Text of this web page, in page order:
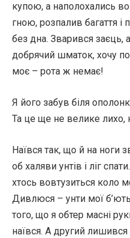
купою, а наполохались
гною, розпалив багаття і
без дна. Зварився
добрячий шматок, хочу
моє – рота ж немає!
Я його забув біля
Та це ще не велике лихо,
Наївся так, що й на ноги
об халяви унтів і ліг
хтось вовтузиться коло
Дивлюся – унти мої
того, що я обтер масні
наївся. А другий